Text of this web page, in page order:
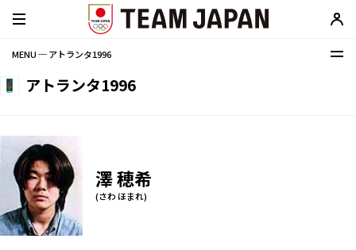
MENU ─ アトランタ1996
アトランタ1996
澤 穂希
(さわ ほまれ)